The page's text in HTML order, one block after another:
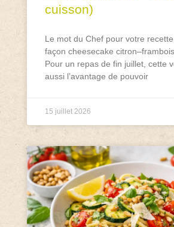
cuisson)
Le mot du Chef pour votre
façon cheesecake
Pour un repas de fin juillet, cette
aussi l’avantage de pouvoir
15 juillet 2026